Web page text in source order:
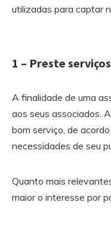
utilizadas para captar
1 – Preste
A finalidade de uma
aos seus associados.
bom serviço, de
necessidades de seu
Quanto mais
maior o interesse por